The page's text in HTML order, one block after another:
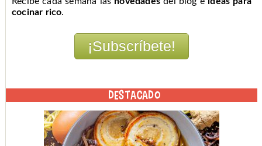
cocinar rico.
DESTACADO